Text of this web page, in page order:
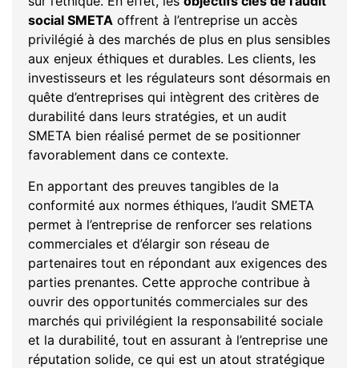
social SMETA offrent à l’entreprise un accès
privilégié à des marchés de plus en plus sensibles
aux enjeux éthiques et durables. Les clients, les
investisseurs et les régulateurs sont désormais en
quête d’entreprises qui intègrent des critères de
durabilité dans leurs stratégies, et un audit
SMETA bien réalisé permet de se positionner
favorablement dans ce contexte.
En apportant des preuves tangibles de la
conformité aux normes éthiques, l’audit SMETA
permet à l’entreprise de renforcer ses relations
commerciales et d’élargir son réseau de
partenaires tout en répondant aux exigences des
parties prenantes. Cette approche contribue à
ouvrir des opportunités commerciales sur des
marchés qui privilégient la responsabilité sociale
et la durabilité, tout en assurant à l’entreprise une
réputation solide, ce qui est un atout stratégique